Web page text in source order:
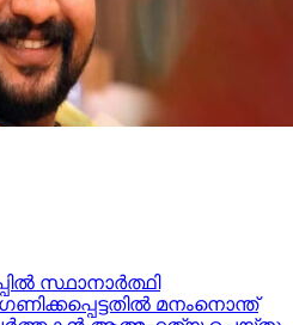
സ്ഥാനാര്‍ത്ഥി
മനംനൊന്ത്